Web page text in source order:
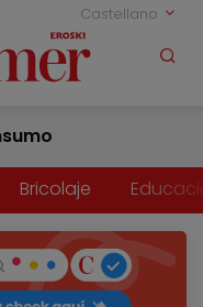
Castellano
Bricolaje